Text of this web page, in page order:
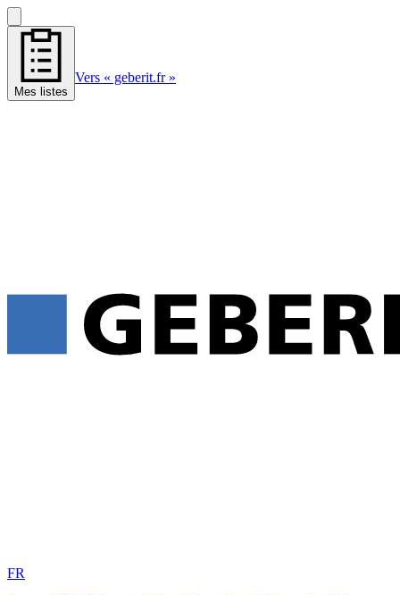
Mes listes
Vers « geberit.fr »
FR